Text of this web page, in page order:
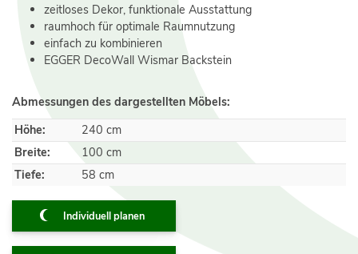
zeitloses Dekor, funktionale Ausstattung
raumhoch für optimale Raumnutzung
einfach zu kombinieren
EGGER DecoWall Wismar Backstein
Abmessungen des dargestellten Möbels:
Höhe:
240 cm
Breite:
100 cm
Tiefe:
58 cm
Individuell planen